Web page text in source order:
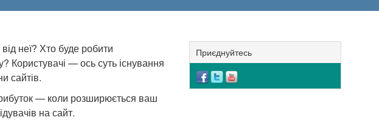
неї? Хто буде робити
Користувачі — ось суть існування
сайтів.
— коли розширюється ваш
на сайт.
Приєднуйтесь